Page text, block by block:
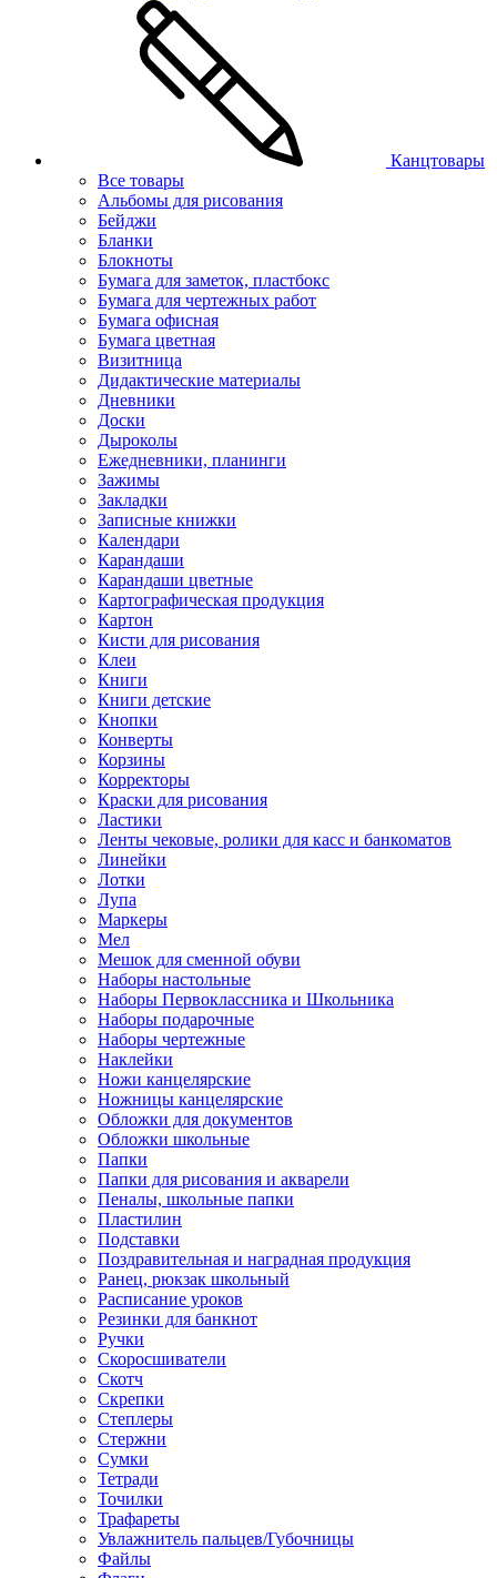
Канцтовары
Все товары
Альбомы для рисования
Бейджи
Бланки
Блокноты
Бумага для заметок, пластбокс
Бумага для чертежных работ
Бумага офисная
Бумага цветная
Визитница
Дидактические материалы
Дневники
Доски
Дыроколы
Ежедневники, планинги
Зажимы
Закладки
Записные книжки
Календари
Карандаши
Карандаши цветные
Картографическая продукция
Картон
Кисти для рисования
Клеи
Книги
Книги детские
Кнопки
Конверты
Корзины
Корректоры
Краски для рисования
Ластики
Ленты чековые, ролики для касс и банкоматов
Линейки
Лотки
Лупа
Маркеры
Мел
Мешок для сменной обуви
Наборы настольные
Наборы Первоклассника и Школьника
Наборы подарочные
Наборы чертежные
Наклейки
Ножи канцелярские
Ножницы канцелярские
Обложки для документов
Обложки школьные
Папки
Папки для рисования и акварели
Пеналы, школьные папки
Пластилин
Подставки
Поздравительная и наградная продукция
Ранец, рюкзак школьный
Расписание уроков
Резинки для банкнот
Ручки
Скоросшиватели
Скотч
Скрепки
Степлеры
Стержни
Сумки
Тетради
Точилки
Трафареты
Увлажнитель пальцев/Губочницы
Файлы